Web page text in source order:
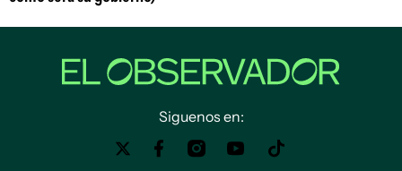
Siguenos en: